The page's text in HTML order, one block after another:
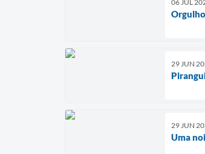
06 JUL
29 JUN
29 JUN
Uma